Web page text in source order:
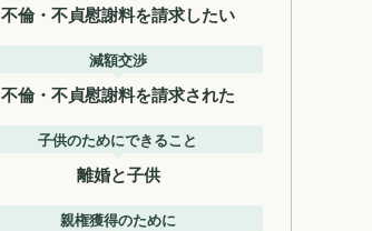
不倫・不貞慰謝料を請求したい
減額交渉
不倫・不貞慰謝料を請求された
子供のためにできること
離婚と子供
親権獲得のために